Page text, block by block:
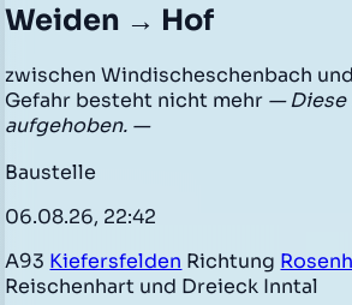
Weiden → Hof
zwischen Windischeschenbach
Gefahr besteht nicht mehr — Diese
aufgehoben. —
Baustelle
06.08.26, 22:42
A93 Kiefersfelden Richtung
Reischenhart und Dreieck Inntal